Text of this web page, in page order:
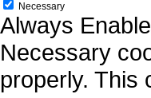
Necessary
Always
Necessary
properly. This